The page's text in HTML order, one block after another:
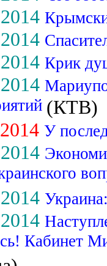
Крик
(КТВ)
У
Кабинет